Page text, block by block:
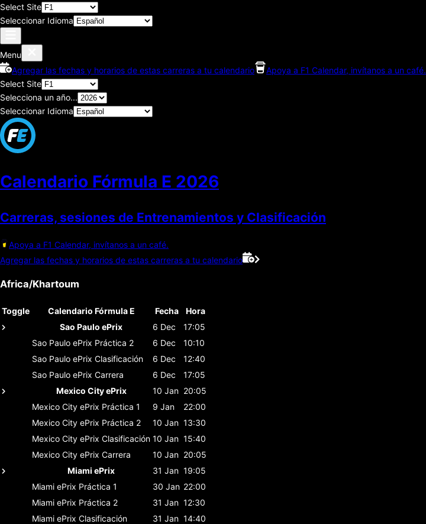
Select Site
Seleccionar Idioma
Menu
Agregar las fechas y horarios de estas carreras a tu calendario
Apoya a F1 Calendar, invítanos a un café.
Select Site
Selecciona un año...
Seleccionar Idioma
Calendario Fórmula E 2026
Carreras, sesiones de Entrenamientos y Clasificación
Apoya a F1 Calendar, invítanos a un café.
Agregar las fechas y horarios de estas carreras a tu calendario
Africa/Khartoum
Toggle Calendario Fórmula E Fecha
Hora
Sao Paulo ePrix
6 Dec
17:05
Sao Paulo ePrix Práctica 2 6 Dec
10:10
Sao Paulo ePrix Clasificación 6 Dec
12:40
Sao Paulo ePrix Carrera 6 Dec
17:05
Mexico City ePrix
10 Jan 20:05
Mexico City ePrix Práctica 1 9 Jan
22:00
Mexico City ePrix Práctica 2 10 Jan 13:30
Mexico City ePrix Clasificación 10 Jan 15:40
Mexico City ePrix Carrera 10 Jan 20:05
Miami ePrix
31 Jan 19:05
Miami ePrix Práctica 1 30 Jan 22:00
Miami ePrix Práctica 2 31 Jan 12:30
Miami ePrix Clasificación 31 Jan 14:40